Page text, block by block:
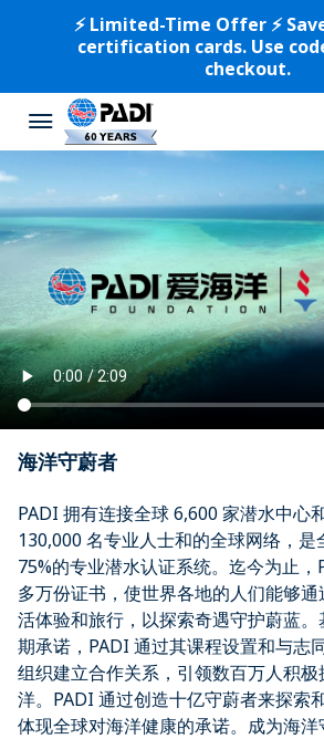
⚡️ Limited-Time Offer ⚡️
certification cards. Use
checkout.
海洋守蔚者
PADI 拥有连接全球 6,600 家潜水中心
130,000 名专业人士和的全球网络，
75%的专业潜水认证系统。迄今为止
多万份证书，使世界各地的人们能够
活体验和旅行，以探索奇遇守护蔚蓝
期承诺，PADI 通过其课程设置和与志
组织建立合作关系，引领数百万人积
洋。PADI 通过创造十亿守蔚者来探索
体现全球对海洋健康的承诺。成为海